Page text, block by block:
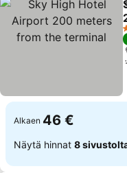
Alkaen 46 €
Näytä hinnat 8